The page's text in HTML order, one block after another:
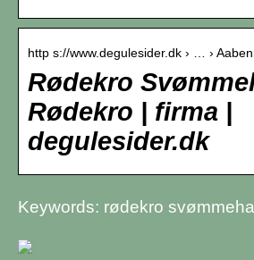
http s://www.degulesider.dk › … ›
Rødekro
Rødekro | firma |
degulesider.dk
Keywords: rødekro